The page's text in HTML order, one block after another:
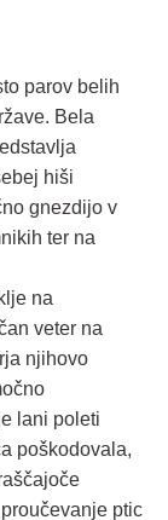
parov belih
Bela
hiši
gnezdijo v
ter na
na
veter na
njihovo
lani poleti
poškodovala,
ptic